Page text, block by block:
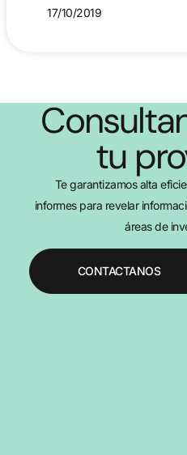
17/10/2019
tu
Te garantizamos alta
informes para revelar
áreas de
CONTACTANOS